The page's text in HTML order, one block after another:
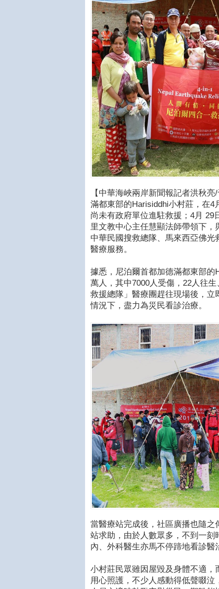
【中華海峽兩岸新聞報記者洪秋
滿都東部的Harisiddhi小村莊，在
尚未有政府單位進駐救援；4月
里文教中心主任慧顯法師帶領下
中華民國搜救總隊、馬來西亞佛
醫療服務。
據悉，尼泊爾首都加德滿都東部
萬人，其中7000人受傷，22人往
救援總隊」醫療團趕往現場後，
情況下，盡力為災民看診治療。
當醫療站完成後，社區廣播也隨
站求助，由於人數眾多，不到一
內、外科醫生亦馬不停蹄地看診醫
小村莊民眾雖因屋毀及身體不適
用心照護，不少人感動得低聲啜